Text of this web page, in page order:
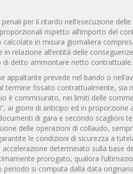
per il ritardo nell’esecuzione
rispetto all’importo del
in misura giornaliera
relazione all’entità delle
di detto ammontare netto contrattuale.
appaltante prevede nel bando o
termine fissato contrattualmente, sia
è commisurato, nei limiti delle
ai giorni di anticipo ed in
di gara e secondo scaglioni
delle operazioni di collaudo,
le condizioni di sicurezza a
determinato sulla base
prorogato, qualora
si computa dalla data